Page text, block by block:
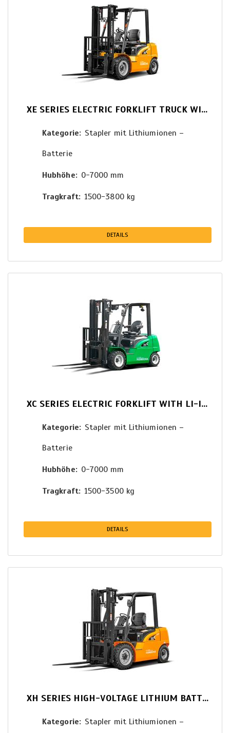
XE SERIES ELECTRIC FORKLIFT TRUCK WITH LITHIUM POWER
Kategorie
Stapler mit Lithiumionen –
Batterie
Hubhöhe 0-7000 mm
Tragkraft 1500-3800 kg
DETAILS
XC SERIES ELECTRIC FORKLIFT WITH LI-ION POWER 1.5-3.5T
Kategorie
Stapler mit Lithiumionen –
Batterie
Hubhöhe 0-7000 mm
Tragkraft 1500-3500 kg
DETAILS
XH SERIES HIGH-VOLTAGE LITHIUM BATTERY FORKLIFT 2.0-3.8T
Kategorie
Stapler mit Lithiumionen –